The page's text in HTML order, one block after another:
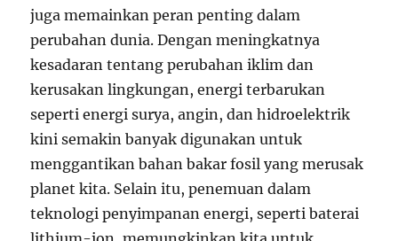
juga memainkan peran penting dalam
perubahan dunia. Dengan meningkatnya
kesadaran tentang perubahan iklim dan
kerusakan lingkungan, energi terbarukan
seperti energi surya, angin, dan hidroelektrik
kini semakin banyak digunakan untuk
menggantikan bahan bakar fosil yang merusak
planet kita. Selain itu, penemuan dalam
teknologi penyimpanan energi, seperti baterai